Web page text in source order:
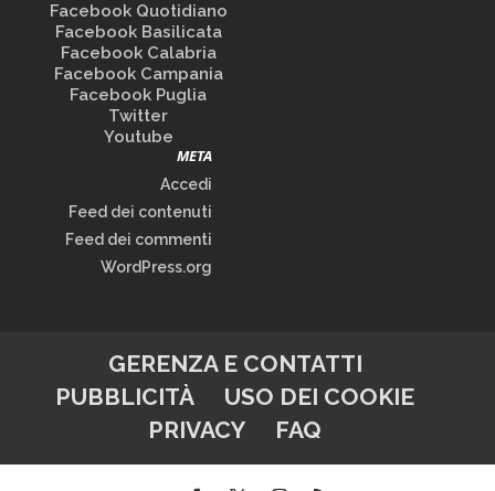
Facebook Quotidiano
Facebook Basilicata
Facebook Calabria
Facebook Campania
Facebook Puglia
Twitter
Youtube
META
Accedi
Feed dei contenuti
Feed dei commenti
WordPress.org
GERENZA E CONTATTI
PUBBLICITÀ
USO DEI COOKIE
PRIVACY
FAQ